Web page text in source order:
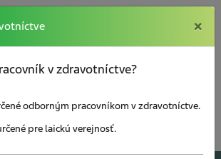
××
v zdravotníctve?
odborným pracovníkom v zdravotníctve.
pre laickú verejnosť.